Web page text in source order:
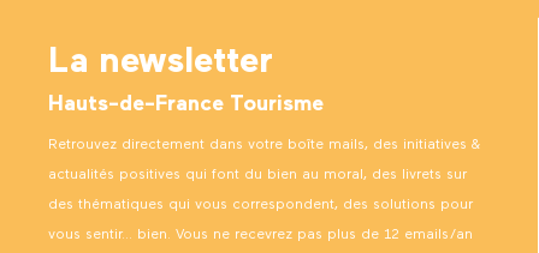
La newsletter
Hauts-de-France Tourisme
Retrouvez directement dans votre boîte mails, des initiatives &
actualités positives qui font du bien au moral, des livrets sur
des thématiques qui vous correspondent, des solutions pour
vous sentir… bien. Vous ne recevrez pas plus de 12 emails/an